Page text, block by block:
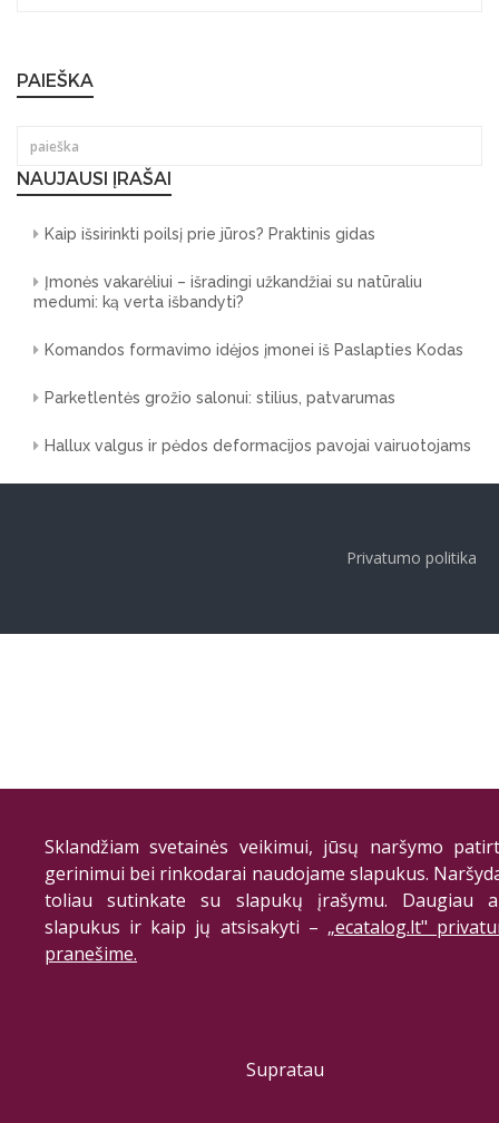
Sklandžiam svetainės veikimui, jūsų naršymo
gerinimui bei rinkodarai naudojame slapukus.
toliau sutinkate su slapukų įrašymu. Daugiau
slapukus ir kaip jų atsisakyti – „ecatalog.lt"
pranešime.
Supratau
PAIEŠKA
NAUJAUSI ĮRAŠAI
Kaip išsirinkti poilsį prie jūros? Praktinis gidas
Įmonės vakarėliui – išradingi užkandžiai su natūraliu
medumi: ką verta išbandyti?
Komandos formavimo idėjos įmonei iš Paslapties Kodas
Parketlentės grožio salonui: stilius, patvarumas
Hallux valgus ir pėdos deformacijos pavojai vairuotojams
Privatumo politika